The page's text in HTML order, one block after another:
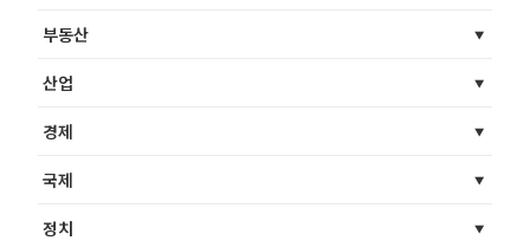
부동산
산업
경제
국제
정치